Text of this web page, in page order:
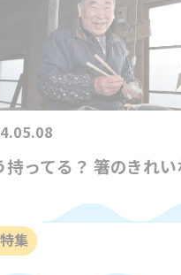
持ってる？ 箸のきれ
特集